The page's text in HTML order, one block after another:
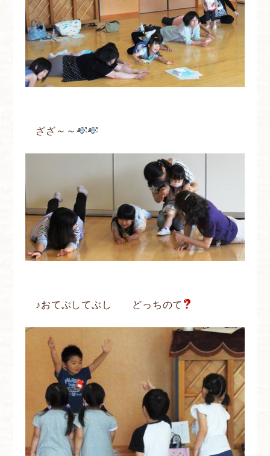
ざざ～～
♪おてぶしてぶし どっちのて